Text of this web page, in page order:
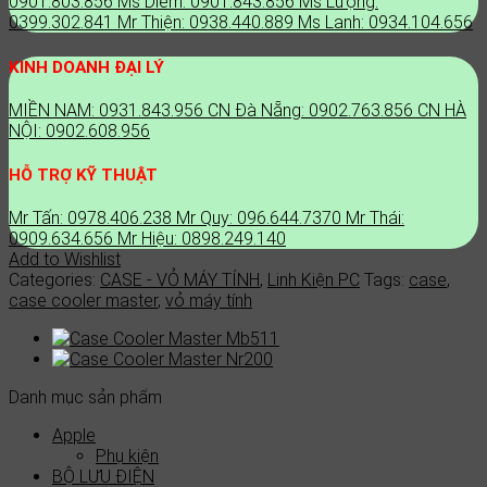
WHITE
ARGB
quantity
0399.302.841 Mr Thiện: 0938.440.889 Ms Lanh: 0934.104.656
KINH DOANH ĐẠI LÝ
MIỀN NAM: 0931.843.956 CN Đà Nẵng: 0902.763.856 CN HÀ
NỘI: 0902.608.956
HỖ TRỢ KỸ THUẬT
Mr Tấn: 0978.406.238 Mr Quy: 096.644.7370 Mr Thái:
0909.634.656 Mr Hiệu: 0898.249.140
Add to Wishlist
Categories: CASE - VỎ MÁY TÍNH, Linh Kiện PC Tags: case,
case cooler master, vỏ máy tính
Danh mục sản phẩm
Apple
Phụ kiện
BỘ LƯU ĐIỆN